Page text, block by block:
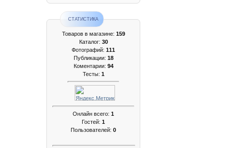
СТАТИСТИКА
Товаров в магазине: 159
Каталог: 30
Фотографий: 111
Публикации: 18
Коментарии: 94
Тесты: 1
Онлайн всего: 1
Гостей: 1
Пользователей: 0